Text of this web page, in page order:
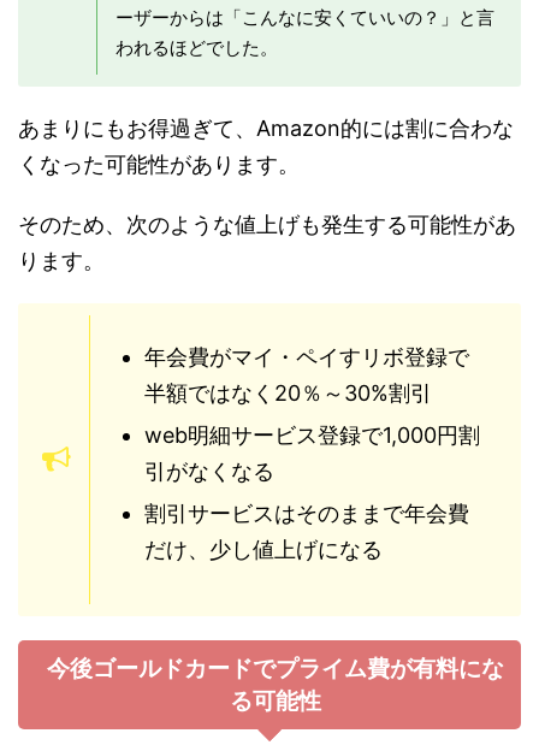
ーザーからは「こんなに安くていいの？」と言
われるほどでした。
あまりにもお得過ぎて、Amazon的には割に合わな
くなった可能性があります。
そのため、次のような値上げも発生する可能性があ
ります。
年会費がマイ・ペイすリボ登録で
半額ではなく20％～30%割引
web明細サービス登録で1,000円割
引がなくなる
割引サービスはそのままで年会費
だけ、少し値上げになる
今後ゴールドカードでプライム費が有料にな
る可能性